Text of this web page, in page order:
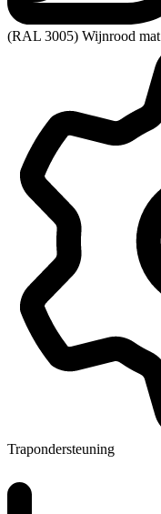
(RAL 3005) Wijnrood mat
Trapondersteuning